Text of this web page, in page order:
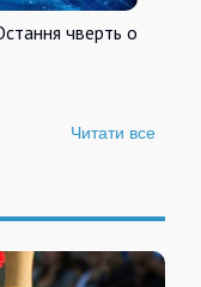
чверть о
Читати все